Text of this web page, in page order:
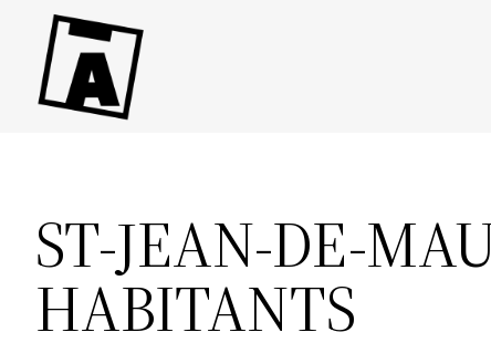
Direkt
Inhalt
wechseln
ST-JEAN-DE-
HABITANTS